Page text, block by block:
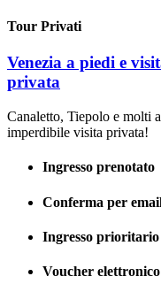
Tour Privati
Venezia a piedi e
privata
Canaletto, Tiepolo e molti
imperdibile visita privata!
Ingresso prenotato
Conferma per
Ingresso prioritario
Voucher